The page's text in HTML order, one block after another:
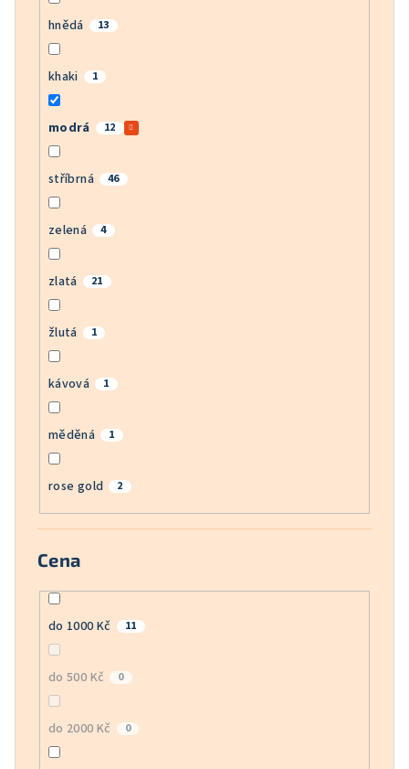
hnědá 13
khaki 1
modrá 12
stříbrná 46
zelená 4
zlatá 21
žlutá 1
kávová 1
měděná 1
rose gold 2
Cena
do 1000 Kč 11
do 500 Kč 0
do 2000 Kč 0